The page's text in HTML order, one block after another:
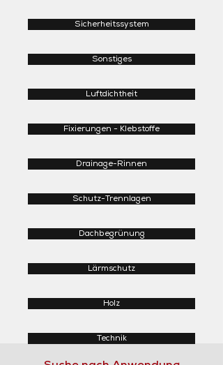
Sicherheitssystem
Sonstiges
Luftdichtheit
Fixierungen - Klebstoffe
Drainage-Rinnen
Schutz-Trennlagen
Dachbegrünung
Lärmschutz
Holz
Technik